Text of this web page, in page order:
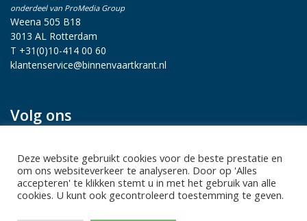
onderdeel van ProMedia Group
Weena 505 B18
3013 AL Rotterdam
T +31(0)10-414 00 60
klantenservice@binnenvaartkrant.nl
Volg ons
Deze website gebruikt cookies voor de beste prestatie en
om ons websiteverkeer te analyseren. Door op 'Alles
accepteren' te klikken stemt u in met het gebruik van alle
cookies. U kunt ook gecontroleerd toestemming te geven.